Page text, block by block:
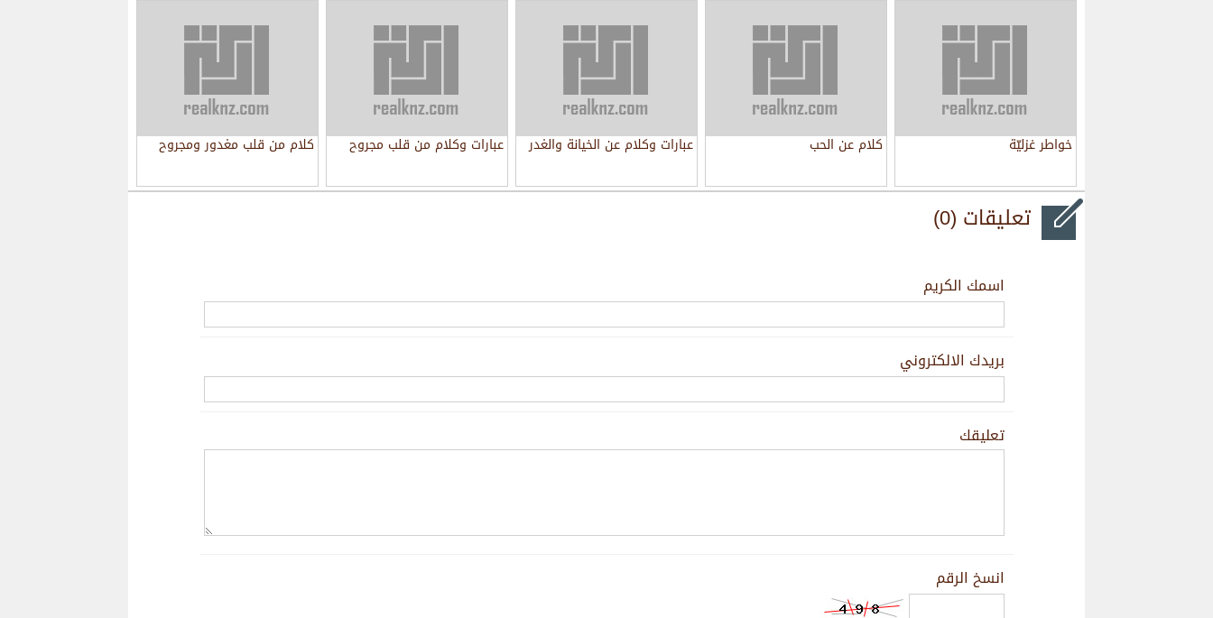
خواطر غزليّة كلام عن الحب عبارات وكلام عن الخيانة والغدر عبارات وكلام من قلب مجروح كلام من قلب مغدور ومجروح
تعليقات (0)
اسمك الكريم
بريدك الالكتروني
تعليقك
انسخ الرقم